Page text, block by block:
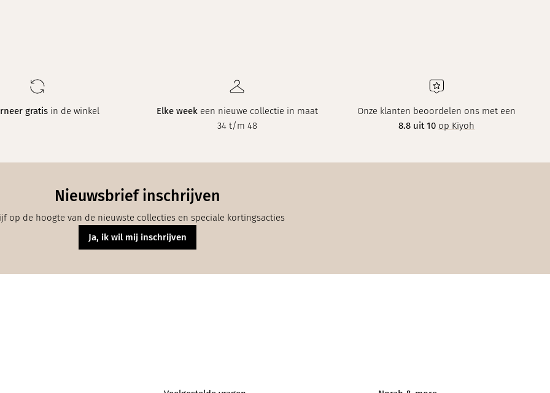
gratis in de winkel Elke weekeen nieuwe collectie in maat
34 t/m 48
Onze klanten beoordelen ons met een
8.8 uit 10 op Kiyoh
Nieuwsbrief inschrijven
op de hoogte van de nieuwste collecties en speciale kortingsacties
Ja, ik wil mij inschrijven